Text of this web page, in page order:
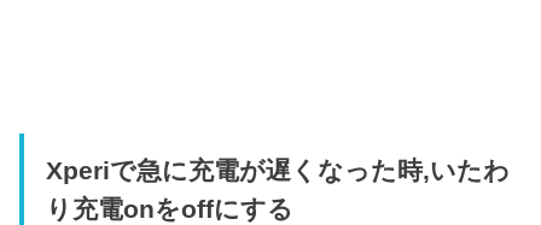
Xperiで急に充電が遅くなった時,いたわ
り充電onをoffにする